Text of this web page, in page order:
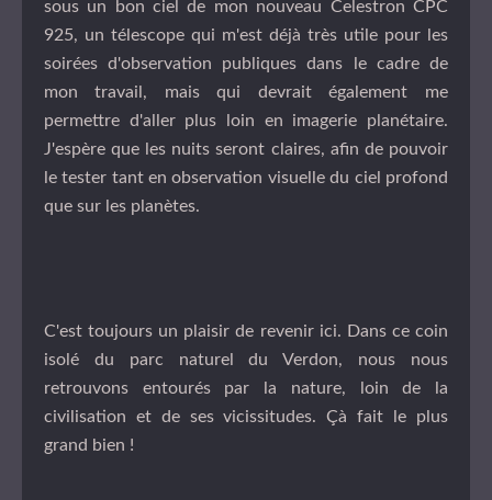
sous un bon ciel de mon nouveau Celestron CPC
925, un télescope qui m'est déjà très utile pour les
soirées d'observation publiques dans le cadre de
mon travail, mais qui devrait également me
permettre d'aller plus loin en imagerie planétaire.
J'espère que les nuits seront claires, afin de pouvoir
le tester tant en observation visuelle du ciel profond
que sur les planètes.
C'est toujours un plaisir de revenir ici. Dans ce coin
isolé du parc naturel du Verdon, nous nous
retrouvons entourés par la nature, loin de la
civilisation et de ses vicissitudes.Çà fait le plus
grand bien !